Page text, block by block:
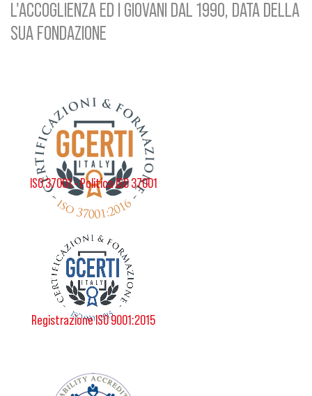
L'ACCOGLIENZA ED I GIOVANI DAL 1990, DATA DELLA
SUA FONDAZIONE
ISO 37001 - Politica ISO 37001
Registrazione ISO 9001:2015